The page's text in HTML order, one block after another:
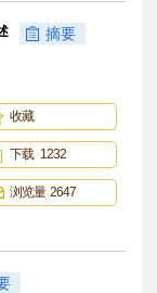
摘要
收藏
下载 1232
浏览量 2647